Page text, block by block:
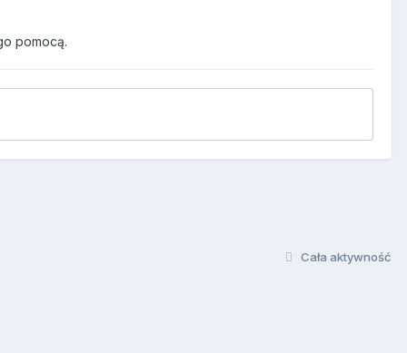
pomocą.
Cała aktywność